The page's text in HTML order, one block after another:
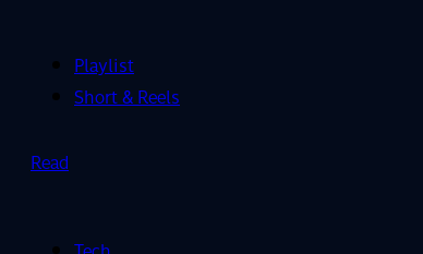
Playlist
Short & Reels
Read